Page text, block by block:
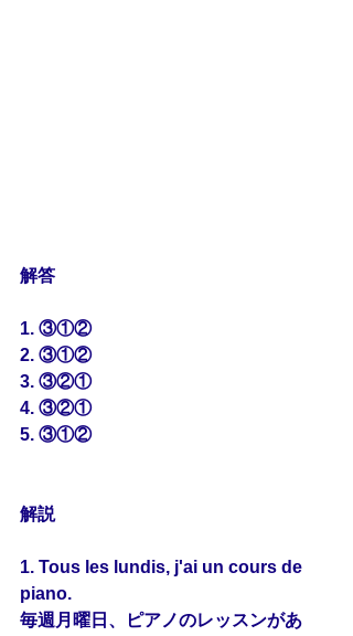
解答
1. ③①②
2. ③①②
3. ③②①
4. ③②①
5. ③①②
解説
1. Tous les lundis, j'ai un cours de
piano.
毎週月曜日、ピアノのレッスンがあ